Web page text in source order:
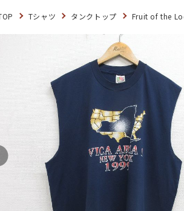
Tシャツ タンクトップ Fruit of the